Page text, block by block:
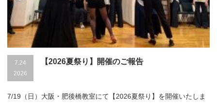
7.24
2026
【2026夏祭り】開催のご報告
7/19（日）大阪・肥後橋教室にて【2026夏祭り】を開催いたしま